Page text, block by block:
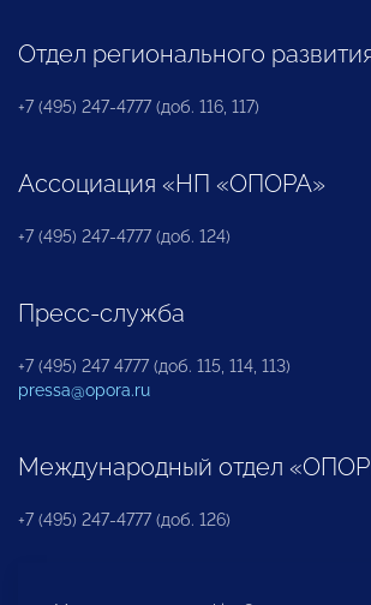
Отдел регионального
+7 (495) 247-4777 (доб. 116, 117)
Ассоциация «НП «ОПОРА»
+7 (495) 247-4777 (доб. 124)
Пресс-служба
+7 (495) 247 4777 (доб. 115, 114, 113)
pressa@opora.ru
Международный отдел
+7 (495) 247-4777 (доб. 126)
Бюро по защите прав